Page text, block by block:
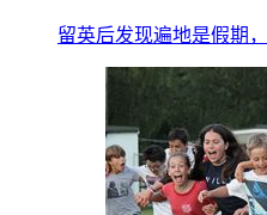
留英后发现遍地是假期